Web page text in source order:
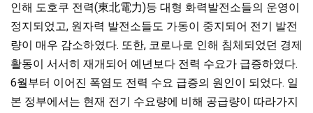
인해 도호쿠 전력(東北電力)등 대형 화력발전소들의 운영이
정지되었고, 원자력 발전소들도 가동이 중지되어 전기 발전
량이 매우 감소하였다. 또한, 코로나로 인해 침체되었던 경제
활동이 서서히 재개되어 예년보다 전력 수요가 급증하였다.
6월부터 이어진 폭염도 전력 수요 급증의 원인이 되었다. 일
본 정부에서는 현재 전기 수요량에 비해 공급량이 따라가지